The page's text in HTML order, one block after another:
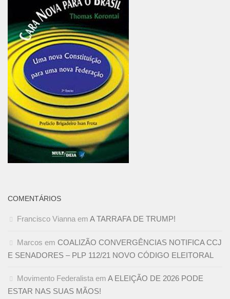
COMENTÁRIOS
Francisco Vianna em A TARRAFA DE TRUMP!
Marcos em COALIZÃO CONVERGÊNCIAS NOTIFICA CCJ
E SENADORES – PLP 112/21 NOVO CÓDIGO ELEITORAL
Movimento Federalista em A ELEIÇÃO DE 2026 PODE
ESTAR NAS SUAS MÃOS!